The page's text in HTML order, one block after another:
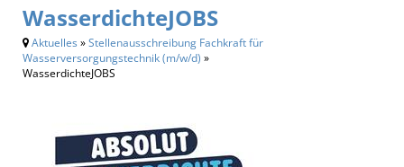
WasserdichteJOBS
Aktuelles »Stellenausschreibung Fachkraft für
Wasserversorgungstechnik (m/w/d) »
WasserdichteJOBS